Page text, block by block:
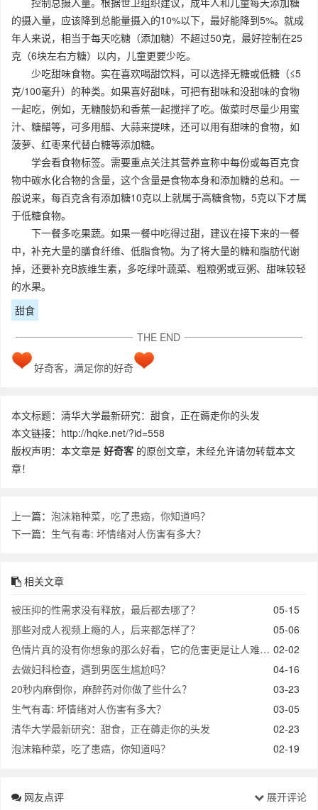
的摄入量，应该降到总能量摄入的10%以下，最好能降到5%。就成
年人来说，相当于每天吃糖（添加糖）不超过50克，最好控制在25
克（6块左右方糖）以内，儿童更要少吃。
少吃甜味食物。实在喜欢喝甜饮料，可以选择无糖或低糖（≤5
克/100毫升）的种类。如果喜好甜味，可把有甜味和没甜味的食物
一起吃，例如，无糖酸奶和香蕉一起搅拌了吃。做菜时尽量少用蜜
汁、糖醋等，可多用醋、大蒜来提味，还可以用有甜味的食物，如
菠萝、红枣来代替白糖等添加糖。
学会看食物标签。需要重点关注其营养宣称中每份或每百克食
物中碳水化合物的含量，这个含量是食物本身和添加糖的总和。一
般说来，每百克含有添加糖10克以上就属于高糖食物，5克以下才属
于低糖食物。
下一餐多吃果蔬。如果一餐中吃得过甜，建议在接下来的一餐
中，补充大量的膳食纤维、低脂食物。为了将大量的糖和脂肪代谢
掉，还要补充B族维生素，多吃绿叶蔬菜、粗粮粥或豆粥、甜味较轻
的水果。
甜食
THE END
好奇客，满足你的好奇
本文标题：清华大学最新研究：甜食，正在薅走你的头发
本文链接：http://hqke.net/?id=558
版权声明：本文章是 好奇客 的原创文章，未经允许请勿转载本文
章！
上一篇： 泡沫箱种菜，吃了患癌，你知道吗？
下一篇： 生气有毒: 坏情绪对人伤害有多大？
相关文章
05-15
被压抑的性需求没有释放，最后都去哪了？
05-06
那些对成人视频上瘾的人，后来都怎样了？
02-02
色情片真的没有你想象的那么好看，它的危害更是让人难以置信！
04-16
去做妇科检查，遇到男医生尴尬吗？
03-23
20秒内麻倒你，麻醉药对你做了些什么？
03-05
生气有毒: 坏情绪对人伤害有多大？
02-23
清华大学最新研究：甜食，正在薅走你的头发
02-19
泡沫箱种菜，吃了患癌，你知道吗？
网友点评
展开评论